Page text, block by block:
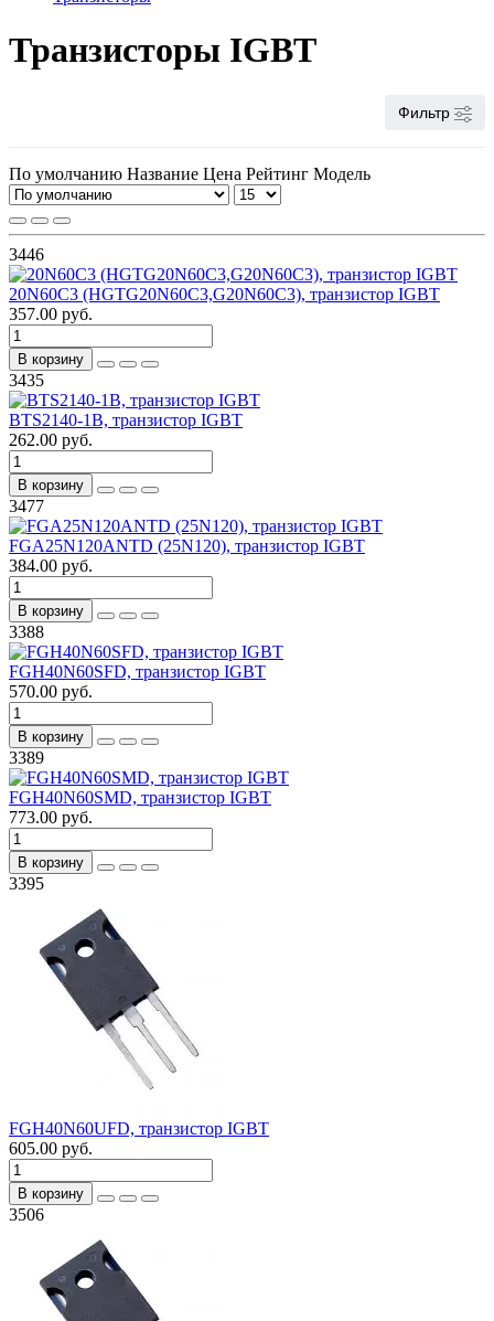
Транзисторы IGBT
Фильтр
По умолчанию Название Цена Рейтинг Модель
3446
20N60C3 (HGTG20N60C3,G20N60C3), транзистор IGBT
357.00 руб.
В корзину
3435
BTS2140-1B, транзистор IGBT
262.00 руб.
В корзину
3477
FGA25N120ANTD (25N120), транзистор IGBT
384.00 руб.
В корзину
3388
FGH40N60SFD, транзистор IGBT
570.00 руб.
В корзину
3389
FGH40N60SMD, транзистор IGBT
773.00 руб.
В корзину
3395
FGH40N60UFD, транзистор IGBT
605.00 руб.
В корзину
3506